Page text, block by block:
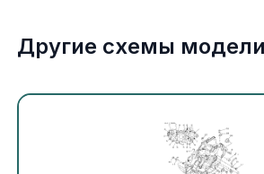
Экипировка и
Электрика
Другое
Другие схемы модели